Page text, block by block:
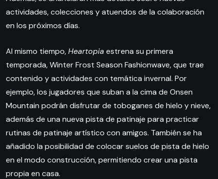
actividades, colecciones y atuendos de la colaboración
en los próximos días.
Al mismo tiempo,Heartopia estrena su primera
temporada, Winter Frost Season Fashionwave, que trae
contenido y actividades con temática invernal. Por
ejemplo, los jugadores que suban a la cima de Onsen
Mountain podrán disfrutar de toboganes de hielo y nieve,
además de una nueva pista de patinaje para practicar
rutinas de patinaje artístico con amigos. También se ha
añadido la posibilidad de colocar suelos de pista de hielo
en el modo construcción, permitiendo crear una pista
propia en casa.